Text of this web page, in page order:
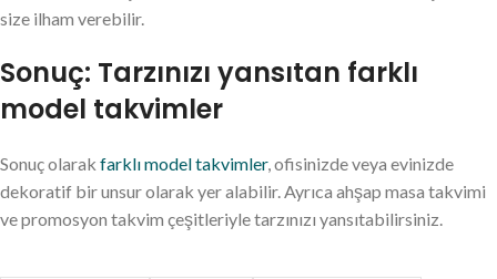
size ilham verebilir.
Sonuç: Tarzınızı yansıtan farklı
model takvimler
Sonuç olarak farklı model takvimler, ofisinizde veya evinizde
dekoratif bir unsur olarak yer alabilir. Ayrıca ahşap masa takvimi
ve promosyon takvim çeşitleriyle tarzınızı yansıtabilirsiniz.